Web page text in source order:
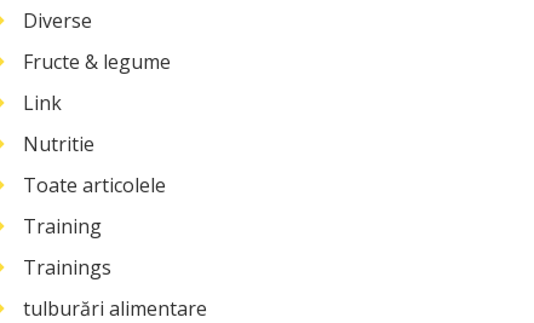
Diverse
Fructe & legume
Link
Nutritie
Toate articolele
Training
Trainings
tulburări alimentare